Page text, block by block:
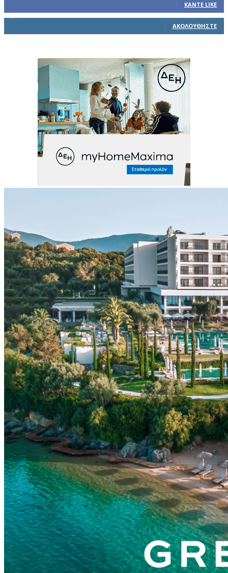
ΚΆΝΤΕ LIKE
ΑΚΟΛΟΥΘΉΣΤΕ